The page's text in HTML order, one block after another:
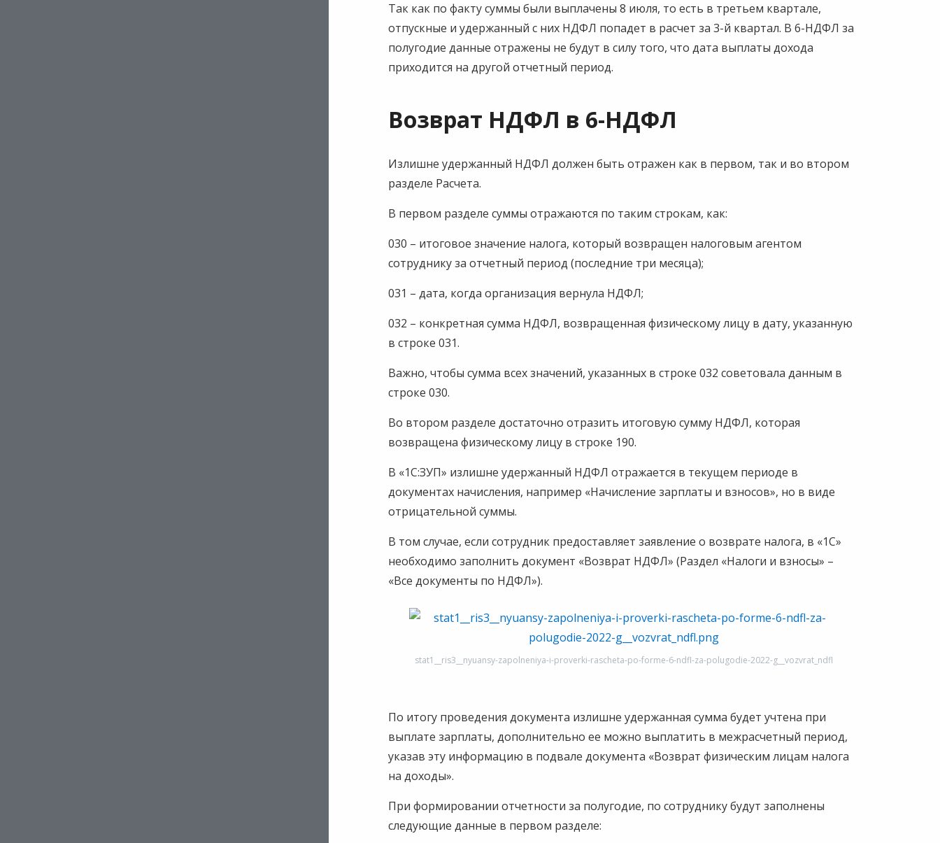
Так как по факту суммы были выплачены 8 июля, то есть в третьем квартале,
отпускные и удержанный с них НДФЛ попадет в расчет за 3-й квартал. В 6-НДФЛ за
полугодие данные отражены не будут в силу того, что дата выплаты дохода
приходится на другой отчетный период.
Возврат НДФЛ в 6-НДФЛ
Излишне удержанный НДФЛ должен быть отражен как в первом, так и во втором
разделе Расчета.
В первом разделе суммы отражаются по таким строкам, как:
030 – итоговое значение налога, который возвращен налоговым агентом
сотруднику за отчетный период (последние три месяца);
031 – дата, когда организация вернула НДФЛ;
032 – конкретная сумма НДФЛ, возвращенная физическому лицу в дату, указанную
в строке 031.
Важно, чтобы сумма всех значений, указанных в строке 032 советовала данным в
строке 030.
Во втором разделе достаточно отразить итоговую сумму НДФЛ, которая
возвращена физическому лицу в строке 190.
В «1С:ЗУП» излишне удержанный НДФЛ отражается в текущем периоде в
документах начисления, например «Начисление зарплаты и взносов», но в виде
отрицательной суммы.
В том случае, если сотрудник предоставляет заявление о возврате налога, в «1С»
необходимо заполнить документ «Возврат НДФЛ» (Раздел «Налоги и взносы» –
«Все документы по НДФЛ»).
stat1__ris3__nyuansy-zapolneniya-i-proverki-rascheta-po-forme-6-ndfl-za-polugodie-2022-g__vozvrat_ndfl
По итогу проведения документа излишне удержанная сумма будет учтена при
выплате зарплаты, дополнительно ее можно выплатить в межрасчетный период,
указав эту информацию в подвале документа «Возврат физическим лицам налога
на доходы».
При формировании отчетности за полугодие, по сотруднику будут заполнены
следующие данные в первом разделе: